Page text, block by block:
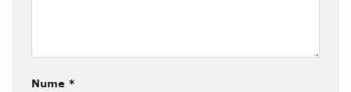
Nume *